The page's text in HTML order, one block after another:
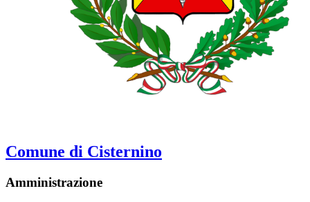
Comune di Cisternino
Amministrazione